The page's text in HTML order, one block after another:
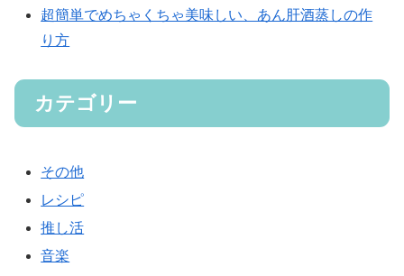
超簡単でめちゃくちゃ美味しい、あん肝酒蒸しの作
り方
カテゴリー
その他
レシピ
推し活
音楽